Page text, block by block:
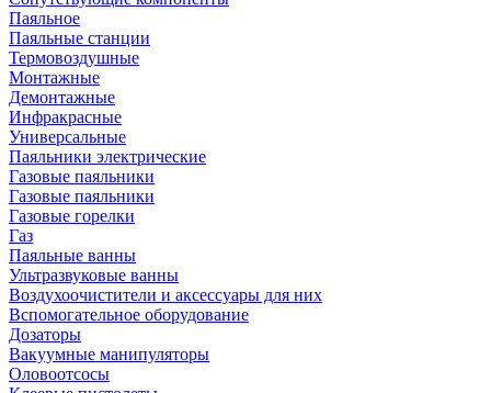
Паяльное
Паяльные станции
Термовоздушные
Монтажные
Демонтажные
Инфракрасные
Универсальные
Паяльники электрические
Газовые паяльники
Газовые паяльники
Газовые горелки
Газ
Паяльные ванны
Ультразвуковые ванны
Воздухоочистители и аксессуары для них
Вспомогательное оборудование
Дозаторы
Вакуумные манипуляторы
Оловоотсосы